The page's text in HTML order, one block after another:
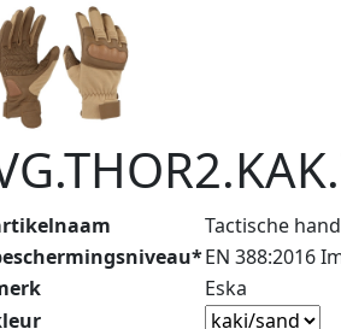
Tactische
EN 388:2016
Eska